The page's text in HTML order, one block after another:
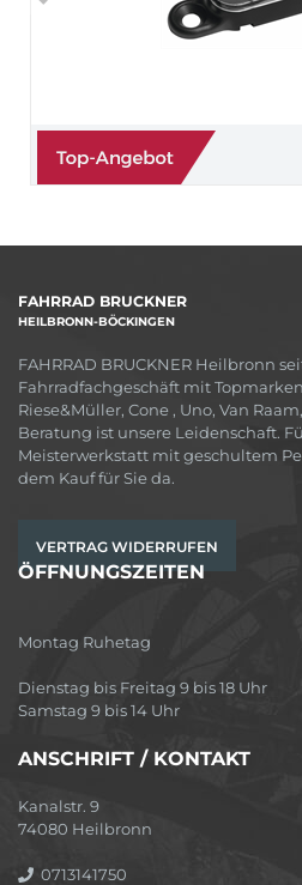
FAHRRAD BRUCKNER
HEILBRONN-BÖCKINGEN
FAHRRAD BRUCKNER Heilbronn
Fahrradfachgeschäft mit
Riese&Müller, Cone , Uno, Van
Beratung ist unsere Leidenschaft.
Meisterwerkstatt mit geschultem
dem Kauf für Sie da.
VERTRAG WIDERRUFEN
ÖFFNUNGSZEITEN
Montag Ruhetag
Dienstag bis Freitag 9 bis 18 Uhr
Samstag 9 bis 14 Uhr
ANSCHRIFT / KONTAKT
Kanalstr. 9
74080 Heilbronn
0713141750